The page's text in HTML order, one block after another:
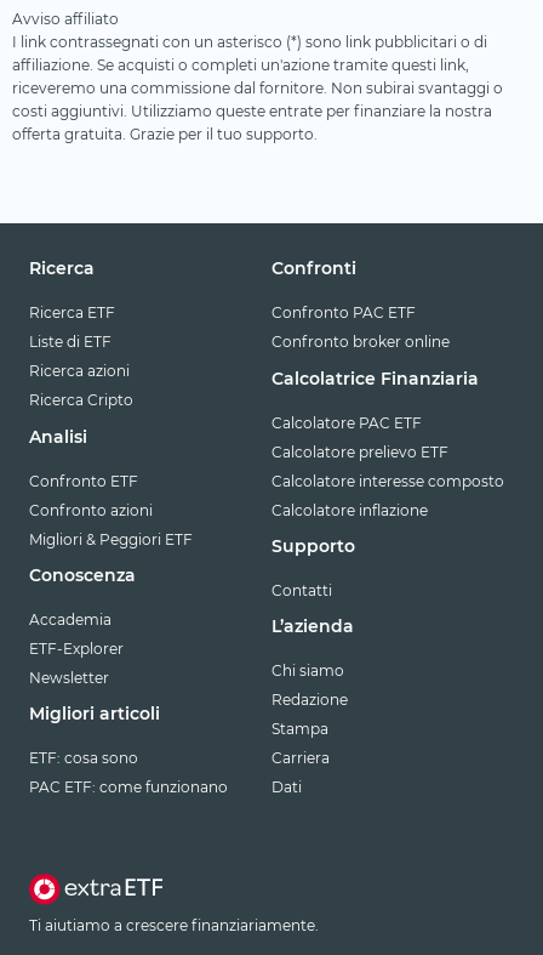
Avviso affiliato
I link contrassegnati con un asterisco (*) sono link pubblicitari o di
affiliazione. Se acquisti o completi un'azione tramite questi link,
riceveremo una commissione dal fornitore. Non subirai svantaggi o
costi aggiuntivi. Utilizziamo queste entrate per finanziare la nostra
offerta gratuita. Grazie per il tuo supporto.
Ricerca
Ricerca ETF
Liste di ETF
Ricerca azioni
Ricerca Cripto
Analisi
Confronto ETF
Confronto azioni
Migliori & Peggiori ETF
Conoscenza
Accademia
ETF-Explorer
Newsletter
Migliori articoli
ETF: cosa sono
PAC ETF: come funzionano
Confronti
Confronto PAC ETF
Confronto broker online
Calcolatrice Finanziaria
Calcolatore PAC ETF
Calcolatore prelievo ETF
Calcolatore interesse composto
Calcolatore inflazione
Supporto
Contatti
L’azienda
Chi siamo
Redazione
Stampa
Carriera
Dati
Ti aiutiamo a crescere finanziariamente.